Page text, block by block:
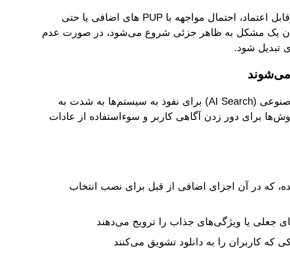
علاوه بر این، قرار گرفتن در معرض منابع غیرقابل اعتماد، احتمال مواجهه با PUP های اضافی یا حتی
یک مشکل به ظاهر جزئی شروع می‌شود، در صورت عدم
تبدیل شود.
بدافزارهای نوظهوری مانند جستجوی هوش مصنوعی (AI Search) برای نفوذ به سیستم‌ها به شدت به
برای دور زدن آگاهی کاربر و سوءاستفاده از عادات
که در آن اجزای اضافی از قبل برای نصب انتخاب
جعلی یا ویژگی‌های جذاب را ترویج می‌دهند
کاربران را به دانلود تشویق می‌کنند